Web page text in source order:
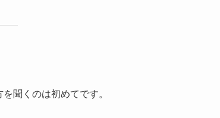
聞くのは初めてです。